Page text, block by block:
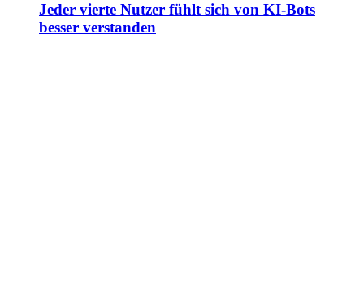
Jeder vierte Nutzer fühlt sich von KI-Bots
besser verstanden